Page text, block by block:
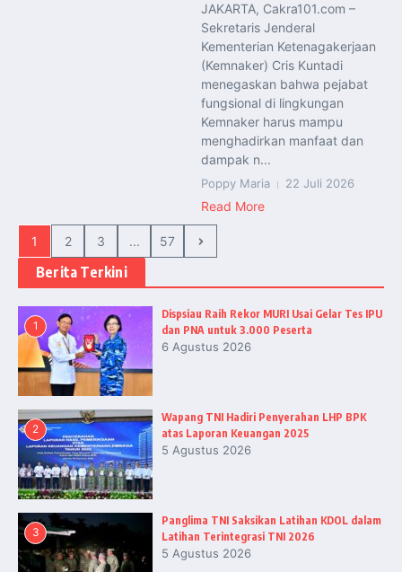
JAKARTA, Cakra101.com –
Sekretaris Jenderal
Kementerian Ketenagakerjaan
(Kemnaker) Cris Kuntadi
menegaskan bahwa pejabat
fungsional di lingkungan
Kemnaker harus mampu
menghadirkan manfaat dan
dampak n...
Poppy Maria 22 Juli 2026
Read More
1 2 3 ... 57
Berita Terkini
1
Dispsiau Raih Rekor MURI Usai Gelar Tes IPU
dan PNA untuk 3.000 Peserta
6 Agustus 2026
2
Wapang TNI Hadiri Penyerahan LHP BPK
atas Laporan Keuangan 2025
5 Agustus 2026
3
Panglima TNI Saksikan Latihan KDOL dalam
Latihan Terintegrasi TNI 2026
5 Agustus 2026